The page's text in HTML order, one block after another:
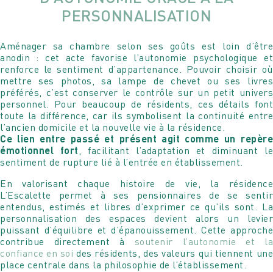
PERSONNALISATION
Aménager sa chambre selon ses goûts est loin d’être
anodin : cet acte favorise l’autonomie psychologique et
renforce le sentiment d’appartenance. Pouvoir choisir où
mettre ses photos, sa lampe de chevet ou ses livres
préférés, c’est conserver le contrôle sur un petit univers
personnel. Pour beaucoup de résidents, ces détails font
toute la différence, car ils symbolisent la continuité entre
l’ancien domicile et la nouvelle vie à la résidence.
Ce lien entre passé et présent agit comme un repère
émotionnel fort , facilitant l’adaptation et diminuant le
sentiment de rupture lié à l’entrée en établissement.
En valorisant chaque histoire de vie, la résidence
L’Escalette permet à ses pensionnaires de se sentir
entendus, estimés et libres d’exprimer ce qu’ils sont. La
personnalisation des espaces devient alors un levier
puissant d’équilibre et d’épanouissement. Cette approche
contribue directement à soutenir l’autonomie et la
confiance en soi des résidents, des valeurs qui tiennent une
place centrale dans la philosophie de l’établissement.